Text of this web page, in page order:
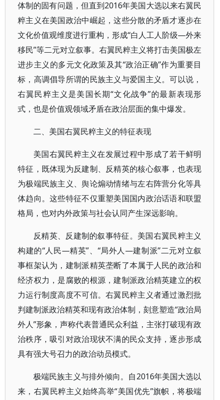
体制的固有问题，但直到2016年美国大选以来右翼民
粹主义在美国政治中崛起，这些分散的矛盾才逐步在
文化价值观维度进行重构，形成“白人工人阶级—外来
移民”等二元对立叙事。右翼民粹主义将打击美国极左
进步主义的多元文化政策及其“政治正确”作为重要目
标，高调倡导所谓的民族主义与爱国主义。可以说，
右翼民粹主义是美国长期“文化战争”的最新表现形
式，也是价值观领域矛盾在政治层面的集中爆发。
二、美国右翼民粹主义的特征表现
美国右翼民粹主义在发展过程中形成了若干鲜明
特征，既体现为反建制、反精英的核心叙事，也表现
为极端民族主义、舆论煽动情绪与左右阵营分化等具
体趋向。这些特征不仅重塑美国国内政治话语和联盟
格局，也对内外政策与社会认同产生深远影响。
反精英、反建制的叙事特征。美国右翼民粹主义
构建的“人民—精英”、“局外人—建制派”二元对立叙
事框架认为，建制派精英垄断了本属于人民的政治和
经济权力，是腐败的根源，建制派政治精英建立的权
力运行制度高度不可信。右翼民粹主义者通过激烈批
判建制派政治精英和现有政治体制，刻意塑造“政治局
外人”形象，声称代表普通民众利益，主张打破现有政
治秩序，吸引对政治现状不满的民众支持，逐步形成
具有强大号召力的政治动员模式。
极端民族主义与排外倾向。自2016年美国大选以
来，右翼民粹主义始终高举“美国优先”旗帜，将极端